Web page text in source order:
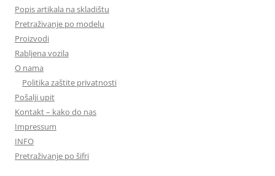
Popis artikala na skladištu
Pretraživanje po modelu
Proizvodi
Rabljena vozila
O nama
Politika zaštite privatnosti
Pošalji upit
Kontakt – kako do nas
Impressum
INFO
Pretraživanje po šifri